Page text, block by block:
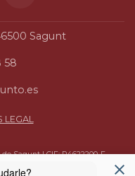
Sagunt
58
LEGAL
Sagunt | CIF: P4622200-F